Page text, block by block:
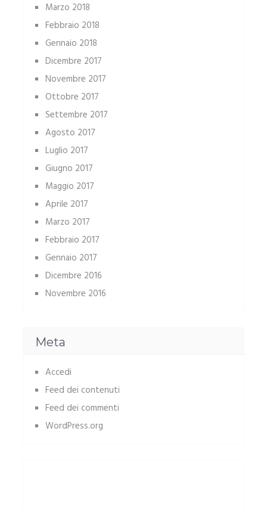
Marzo 2018
Febbraio 2018
Gennaio 2018
Dicembre 2017
Novembre 2017
Ottobre 2017
Settembre 2017
Agosto 2017
Luglio 2017
Giugno 2017
Maggio 2017
Aprile 2017
Marzo 2017
Febbraio 2017
Gennaio 2017
Dicembre 2016
Novembre 2016
Meta
Accedi
Feed dei contenuti
Feed dei commenti
WordPress.org